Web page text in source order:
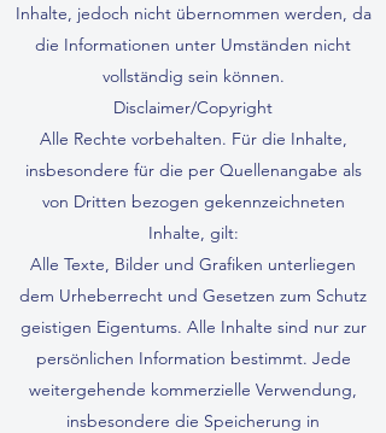
Inhalte, jedoch nicht übernommen werden, da
die Informationen unter Umständen nicht
vollständig sein können.
Disclaimer/Copyright
Alle Rechte vorbehalten. Für die Inhalte,
insbesondere für die per Quellenangabe als
von Dritten bezogen gekennzeichneten
Inhalte, gilt:
Alle Texte, Bilder und Grafiken unterliegen
dem Urheberrecht und Gesetzen zum Schutz
geistigen Eigentums. Alle Inhalte sind nur zur
persönlichen Information bestimmt. Jede
weitergehende kommerzielle Verwendung,
insbesondere die Speicherung in